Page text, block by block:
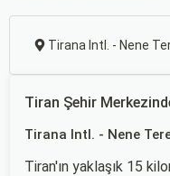
Tirana Intl. - Nene
Tiran Şehir
Tirana Intl. - Nene
Tiran'ın yaklaşık 15